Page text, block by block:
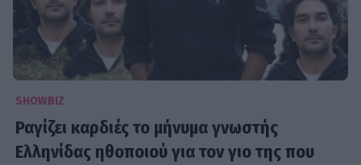
SHOWBIZ
Ραγίζει καρδιές το μήνυμα γνωστής
Ελληνίδας ηθοποιού για τον γιο της που